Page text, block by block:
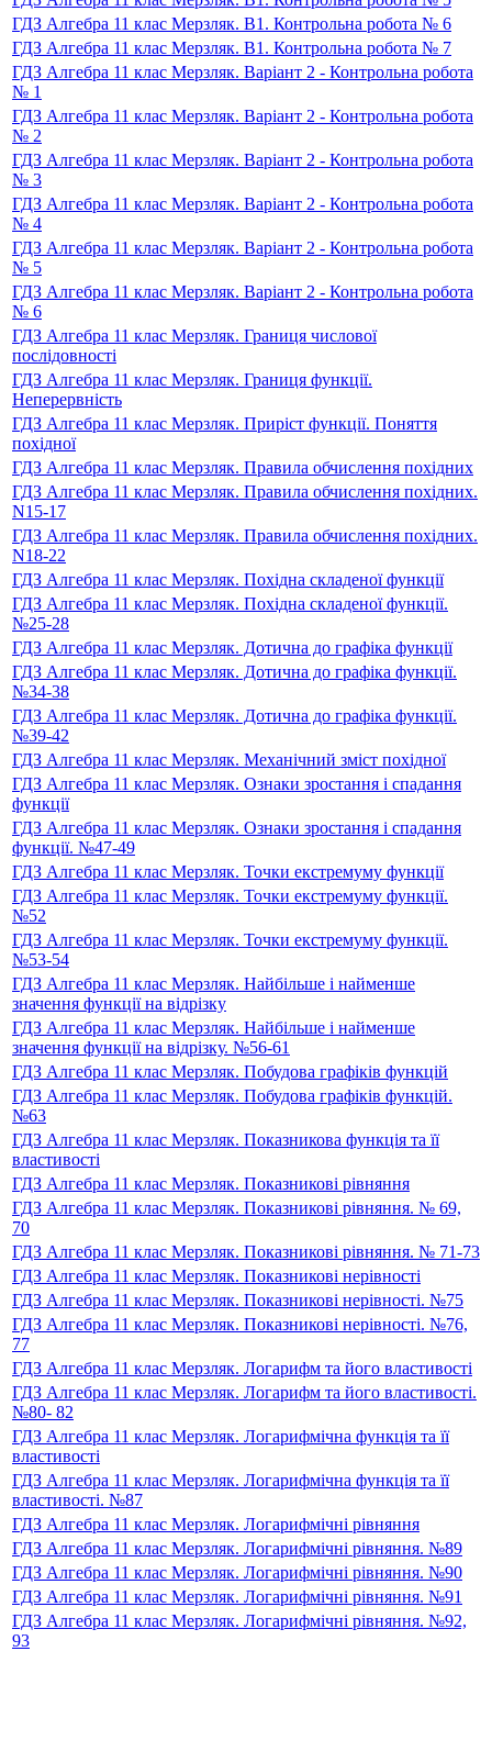
ГДЗ Алгебра 11 клас Мерзляк. В1. Контрольна робота № 6
ГДЗ Алгебра 11 клас Мерзляк. В1. Контрольна робота № 7
ГДЗ Алгебра 11 клас Мерзляк. Варіант 2 - Контрольна робота
№ 1
ГДЗ Алгебра 11 клас Мерзляк. Варіант 2 - Контрольна робота
№ 2
ГДЗ Алгебра 11 клас Мерзляк. Варіант 2 - Контрольна робота
№ 3
ГДЗ Алгебра 11 клас Мерзляк. Варіант 2 - Контрольна робота
№ 4
ГДЗ Алгебра 11 клас Мерзляк. Варіант 2 - Контрольна робота
№ 5
ГДЗ Алгебра 11 клас Мерзляк. Варіант 2 - Контрольна робота
№ 6
ГДЗ Алгебра 11 клас Мерзляк. Границя числової
послідовності
ГДЗ Алгебра 11 клас Мерзляк. Границя функції.
Неперервність
ГДЗ Алгебра 11 клас Мерзляк. Приріст функції. Поняття
похідної
ГДЗ Алгебра 11 клас Мерзляк. Правила обчислення похідних
ГДЗ Алгебра 11 клас Мерзляк. Правила обчислення похідних.
N15-17
ГДЗ Алгебра 11 клас Мерзляк. Правила обчислення похідних.
N18-22
ГДЗ Алгебра 11 клас Мерзляк. Похідна складеної функції
ГДЗ Алгебра 11 клас Мерзляк. Похідна складеної функції.
№25-28
ГДЗ Алгебра 11 клас Мерзляк. Дотична до графіка функції
ГДЗ Алгебра 11 клас Мерзляк. Дотична до графіка функції.
№34-38
ГДЗ Алгебра 11 клас Мерзляк. Дотична до графіка функції.
№39-42
ГДЗ Алгебра 11 клас Мерзляк. Механічний зміст похідної
ГДЗ Алгебра 11 клас Мерзляк. Ознаки зростання і спадання
функції
ГДЗ Алгебра 11 клас Мерзляк. Ознаки зростання і спадання
функції. №47-49
ГДЗ Алгебра 11 клас Мерзляк. Точки екстремуму функції
ГДЗ Алгебра 11 клас Мерзляк. Точки екстремуму функції.
№52
ГДЗ Алгебра 11 клас Мерзляк. Точки екстремуму функції.
№53-54
ГДЗ Алгебра 11 клас Мерзляк. Найбільше і найменше
значення функції на відрізку
ГДЗ Алгебра 11 клас Мерзляк. Найбільше і найменше
значення функції на відрізку. №56-61
ГДЗ Алгебра 11 клас Мерзляк. Побудова графіків функцій
ГДЗ Алгебра 11 клас Мерзляк. Побудова графіків функцій.
№63
ГДЗ Алгебра 11 клас Мерзляк. Показникова функція та її
властивості
ГДЗ Алгебра 11 клас Мерзляк. Показникові рівняння
ГДЗ Алгебра 11 клас Мерзляк. Показникові рівняння. № 69,
70
ГДЗ Алгебра 11 клас Мерзляк. Показникові рівняння. № 71-73
ГДЗ Алгебра 11 клас Мерзляк. Показникові нерівності
ГДЗ Алгебра 11 клас Мерзляк. Показникові нерівності. №75
ГДЗ Алгебра 11 клас Мерзляк. Показникові нерівності. №76,
77
ГДЗ Алгебра 11 клас Мерзляк. Логарифм та його властивості
ГДЗ Алгебра 11 клас Мерзляк. Логарифм та його властивості.
№80- 82
ГДЗ Алгебра 11 клас Мерзляк. Логарифмічна функція та її
властивості
ГДЗ Алгебра 11 клас Мерзляк. Логарифмічна функція та її
властивості. №87
ГДЗ Алгебра 11 клас Мерзляк. Логарифмічні рівняння
ГДЗ Алгебра 11 клас Мерзляк. Логарифмічні рівняння. №89
ГДЗ Алгебра 11 клас Мерзляк. Логарифмічні рівняння. №90
ГДЗ Алгебра 11 клас Мерзляк. Логарифмічні рівняння. №91
ГДЗ Алгебра 11 клас Мерзляк. Логарифмічні рівняння. №92,
93